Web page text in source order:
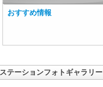
おすすめ情報
ステーションフォトギャラリー